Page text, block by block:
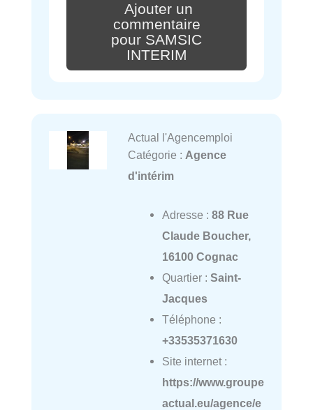
Ajouter un
commentaire
pour SAMSIC
INTERIM
Actual l'Agencemploi
Catégorie : Agence
d'intérim
Adresse : 88 Rue
Claude Boucher,
16100 Cognac
Quartier : Saint-
Jacques
Téléphone :
+33535371630
Site internet :
https://www.groupe
actual.eu/agence/e